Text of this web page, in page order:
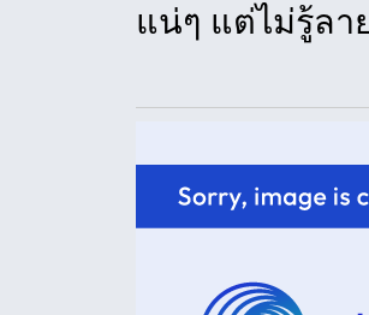
แน่ๆ แต่ไม่รู้ลา